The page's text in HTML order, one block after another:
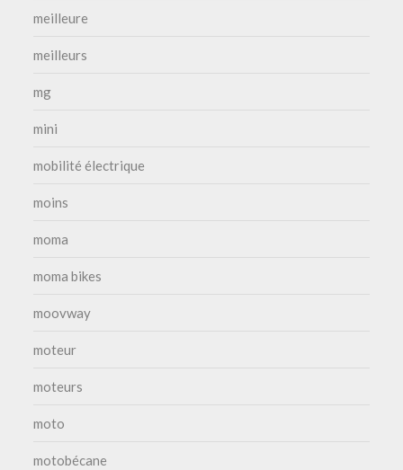
meilleure
meilleurs
mg
mini
mobilité électrique
moins
moma
moma bikes
moovway
moteur
moteurs
moto
motobécane